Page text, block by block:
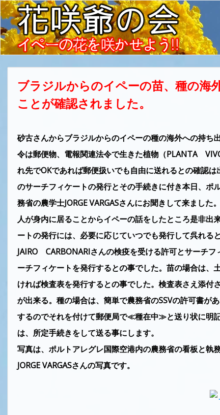
ブラジルからのイペーの苗、種の海
ことが確認されました。
砂古さんからブラジルからのイペーの種の海外への持
令は郵便物、電報関連法令で生きた植物（PLANTA
れ先でOKであれば郵便扱いでも自由に送れるとの確認
のサーチフィケートの発行とその手続きに付き本日、
務省の農学士JORGE VARGASさんにお聞きして来まし
人が身内に居ることからイペーの話をしたところ是非
ートの発行には、必要に応じていつでも発行して呉れる
JAIRO CARBONARIさんの検疫を受ける許可とサーチ
ーチフィケートを発行するとの事でした。苗の場合は
ければ検査表を発行するとの事でした。検査表さえ添
が出来る。種の場合は、簡単で農務省のSSVの許可書が
するのでそれを付けて郵便局で≪種在中≫と送り状に明
は、所定手続きをして送る事にします。
写真は、ポルトアレグレ国際空港内の農務省の看板と執
JORGE VARGASさんの写真です。